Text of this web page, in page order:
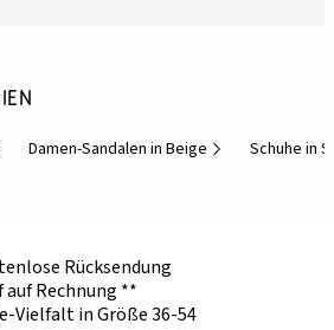
Damen-Sandalen in Beige Schuhe in
Rücksendung
auf Rechnung **
Vielfalt in Größe 36-54